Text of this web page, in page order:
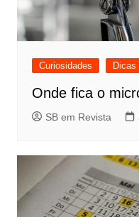
Curiosidades Dicas
Onde fica o
SB em Revista